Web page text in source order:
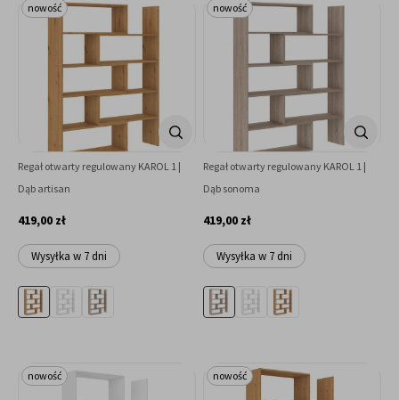
Regał otwarty regulowany KAROL 1 |
Dąb artisan
419,00 zł
Wysyłka w 7 dni
nowość
Regał otwarty regulowany KAROL 1 |
Dąb sonoma
419,00 zł
Wysyłka w 7 dni
nowość
nowość nowość